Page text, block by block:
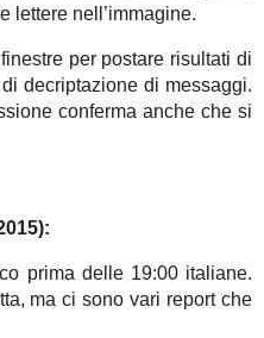
lettere nell’immagine.
per postare risultati di
decriptazione di messaggi.
conferma anche che si
prima delle 19:00 italiane.
ma ci sono vari report che